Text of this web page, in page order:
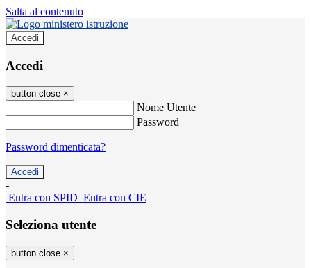
Salta al contenuto
Accedi
Accedi
button close ×
Nome Utente
Password
Password dimenticata?
-
Entra con SPID Entra con CIE
Seleziona utente
button close ×